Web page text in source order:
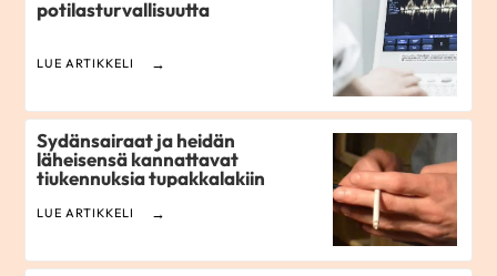
potilasturvallisuutta
LUE ARTIKKELI
Sydänsairaat ja heidän
läheisensä kannattavat
tiukennuksia tupakkalakiin
LUE ARTIKKELI